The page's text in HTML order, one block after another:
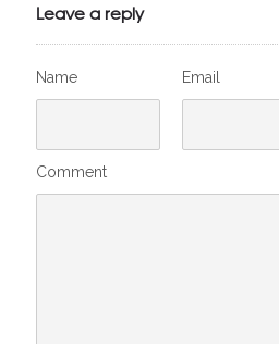
Leave a reply
Name Email
Comment